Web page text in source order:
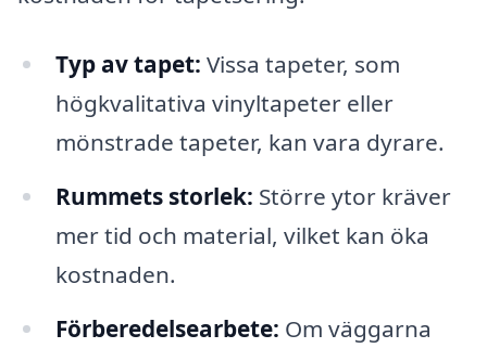
Typ av tapet: Vissa tapeter, som
högkvalitativa vinyltapeter eller
mönstrade tapeter, kan vara dyrare.
Rummets storlek: Större ytor kräver
mer tid och material, vilket kan öka
kostnaden.
Förberedelsearbete: Om väggarna